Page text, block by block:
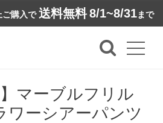
購入で 送料無料8/1~8/31まで
】マーブルフリル
ワーシアーパンツ